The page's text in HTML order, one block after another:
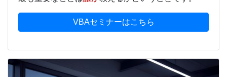
VBAセミナーはこちら